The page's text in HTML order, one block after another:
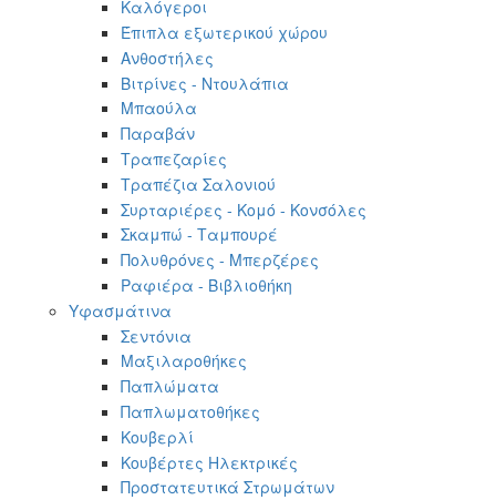
Καλόγεροι
Έπιπλα εξωτερικού χώρου
Ανθοστήλες
Βιτρίνες - Ντουλάπια
Μπαούλα
Παραβάν
Τραπεζαρίες
Τραπέζια Σαλονιού
Συρταριέρες - Κομό - Κονσόλες
Σκαμπώ - Ταμπουρέ
Πολυθρόνες - Μπερζέρες
Ραφιέρα - Βιβλιοθήκη
Υφασμάτινα
Σεντόνια
Μαξιλαροθήκες
Παπλώματα
Παπλωματοθήκες
Κουβερλί
Κουβέρτες Ηλεκτρικές
Προστατευτικά Στρωμάτων